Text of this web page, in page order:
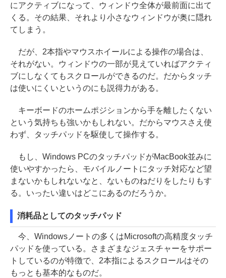
にアクティブになって、ウィンドウ全体が最前面に出て
くる。その結果、それより小さなウィンドウが奥に隠れ
てしまう。
だが、2本指やマウスホイールによる操作の場合は、
それがない。ウィンドウの一部が見えていればアクティ
ブにしなくてもスクロールができるのだ。だからタッチ
は使いにくいというのにも説得力がある。
キーボードのホームポジションから手を離したくない
という気持ちも強いかもしれない。だからマウスさえ使
わず、タッチパッドを駆使して操作する。
もし、Windows PCのタッチパッドがMacBook並みに
使いやすかったら、モバイルノートにタッチ対応など望
まないかもしれないなと、ないものねだりをしたりもす
る。いったい違いはどこにあるのだろうか。
消耗品としてのタッチパッド
今、Windowsノートの多くはMicrosoftの高精度タッチ
パッドを使っている。さまざまなジェスチャーをサポー
トしているのが特徴で、2本指によるスクロールはその
もっとも基本的なものだ。